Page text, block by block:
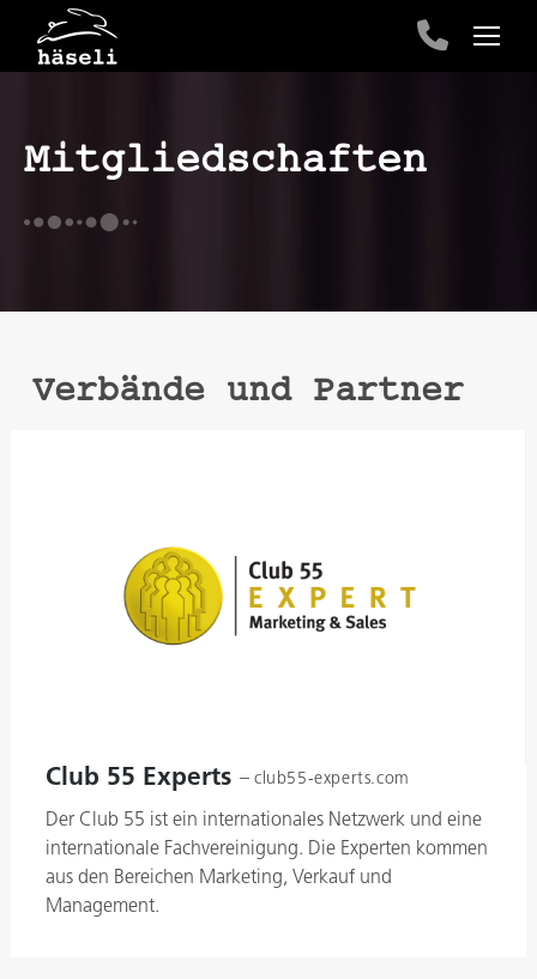
Mitgliedschaften
Verbände und Partner
Club 55 Experts – club55-experts.com
Der Club 55 ist ein internationales Netzwerk und eine
internationale Fachvereinigung. Die Experten kommen
aus den Bereichen Marketing, Verkauf und
Management.